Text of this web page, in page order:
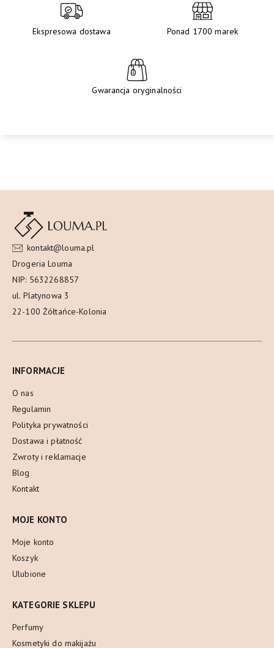
Ekspresowa dostawa Ponad 1700 marek
Gwarancja oryginalności
kontakt@louma.pl
Drogeria Louma
NIP: 5632268857
ul. Platynowa 3
22-100 Żółtańce-Kolonia
INFORMACJE
O nas
Regulamin
Polityka prywatności
Dostawa i płatność
Zwroty i reklamacje
Blog
Kontakt
MOJE KONTO
Moje konto
Koszyk
Ulubione
KATEGORIE SKLEPU
Perfumy
Kosmetyki do makijażu